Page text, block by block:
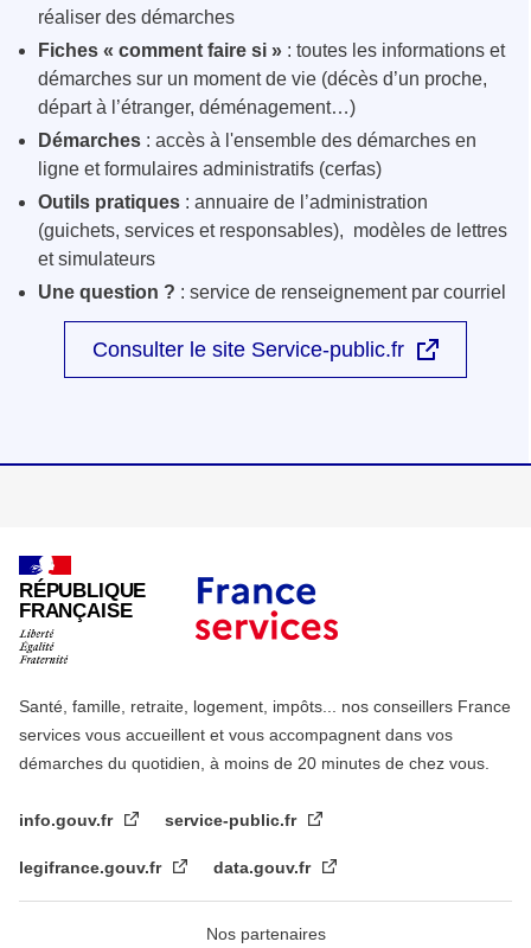
réaliser des démarches
Fiches « comment faire si » : toutes les informations et
démarches sur un moment de vie (décès d’un proche,
départ à l’étranger, déménagement…)
Démarches : accès à l'ensemble des démarches en
ligne et formulaires administratifs (cerfas)
Outils pratiques : annuaire de l’administration
(guichets, services et responsables), modèles de lettres
et simulateurs
Une question ? : service de renseignement par courriel
Consulter le site Service-public.fr
RÉPUBLIQUE
FRANÇAISE
Santé, famille, retraite, logement, impôts... nos conseillers France
services vous accueillent et vous accompagnent dans vos
démarches du quotidien, à moins de 20 minutes de chez vous.
info.gouv.fr service-public.fr
legifrance.gouv.fr data.gouv.fr
Nos partenaires